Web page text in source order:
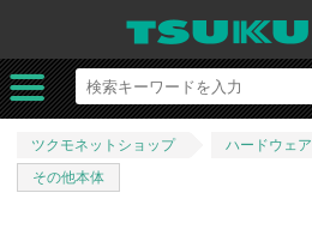
ツクモネットショップ ハードウェア
その他本体